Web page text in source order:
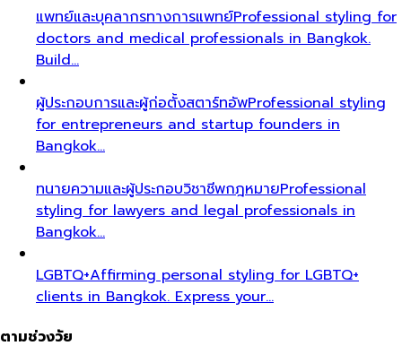
แพทย์และบุคลากรทางการแพทย์Professional styling for
doctors and medical professionals in Bangkok.
Build…
ผู้ประกอบการและผู้ก่อตั้งสตาร์ทอัพProfessional styling
for entrepreneurs and startup founders in
Bangkok…
ทนายความและผู้ประกอบวิชาชีพกฎหมายProfessional
styling for lawyers and legal professionals in
Bangkok…
LGBTQ+Affirming personal styling for LGBTQ+
clients in Bangkok. Express your…
ตามช่วงวัย